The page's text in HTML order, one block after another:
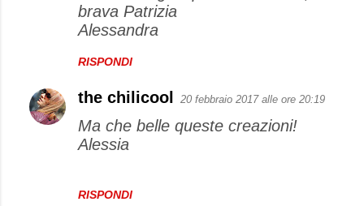
brava Patrizia
Alessandra
RISPONDI
the chilicool 20 febbraio 2017 alle ore 20:19
Ma che belle queste creazioni!
Alessia
RISPONDI